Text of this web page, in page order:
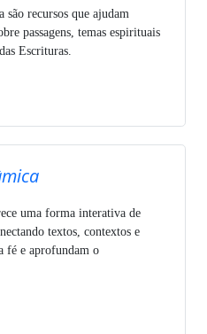
são recursos que ajudam
passagens, temas espirituais
Escrituras.
uma forma interativa de
textos, contextos e
fé e aprofundam o